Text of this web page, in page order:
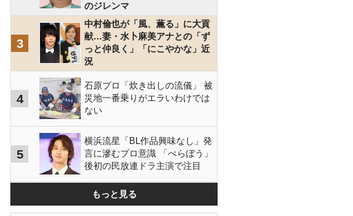
のジレンマ
3
中村倫也が「風、薫る」に大貢
献…妻・水卜麻美アナとの「ず
っと仲良く」「にこやかな」近
況
4
石原プロ「炊き出しの流儀」 被
災地一番乗りがエラいわけでは
ない
5
横浜流星「BL作品興味なし」発
言に滲むプロ意識 「べらぼう」
後初の民放連ドラ主演で注目
もっと見る